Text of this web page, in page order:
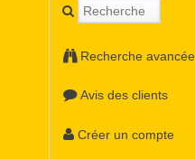
Recherche avancée
Avis des clients
Créer un compte